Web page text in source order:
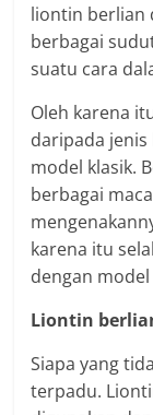
liontin berlian
berbagai
suatu cara
Oleh karena
daripada
model klasik.
berbagai
karena itu
dengan
Liontin
Siapa yang
terpadu.